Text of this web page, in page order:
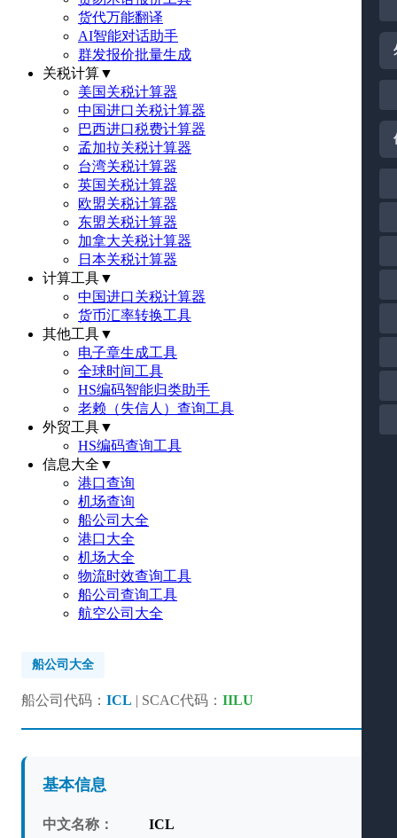
货代万能翻译
AI智能对话助手
群发报价批量生成
关税计算▼
美国关税计算器
中国进口关税计算器
巴西进口税费计算器
孟加拉关税计算器
台湾关税计算器
英国关税计算器
欧盟关税计算器
东盟关税计算器
加拿大关税计算器
日本关税计算器
计算工具▼
中国进口关税计算器
货币汇率转换工具
其他工具▼
电子章生成工具
全球时间工具
HS编码智能归类助手
老赖（失信人）查询工具
外贸工具▼
HS编码查询工具
信息大全 ▼
港口查询
机场查询
船公司大全
港口大全
机场大全
物流时效查询工具
船公司查询工具
航空公司大全
船公司大全
船公司代码： ICL | SCAC代码： IILU
基本信息
中文名称： ICL